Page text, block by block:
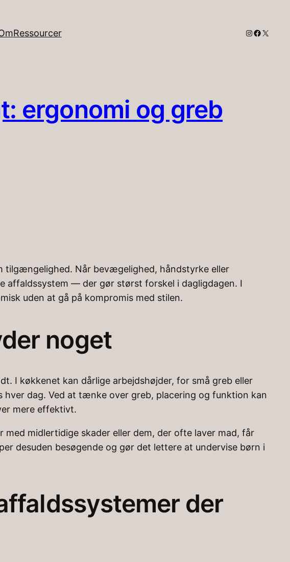
Ressourcer Instagram
X
ergonomi og greb
Når bevægelighed, håndstyrke eller
— der gør størst forskel i dagligdagen. I
uden at gå på kompromis med stilen.
noget
I køkkenet kan dårlige arbejdshøjder, for små greb eller
dag. Ved at tænke over greb, placering og funktion kan
mere effektivt.
midlertidige skader eller dem, der ofte laver mad, får
desuden besøgende og gør det lettere at undervise børn i
der